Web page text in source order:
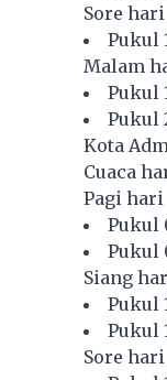
Sore hari
Pukul
Malam
Pukul
Pukul
Kota
Cuaca
Pagi hari
Pukul
Pukul
Siang
Pukul
Pukul
Sore hari